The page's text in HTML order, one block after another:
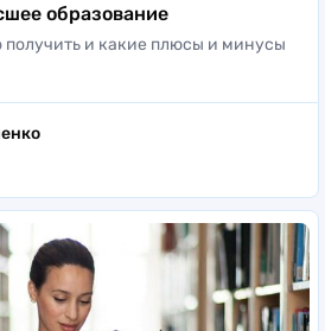
образование
получить и какие плюсы и минусы